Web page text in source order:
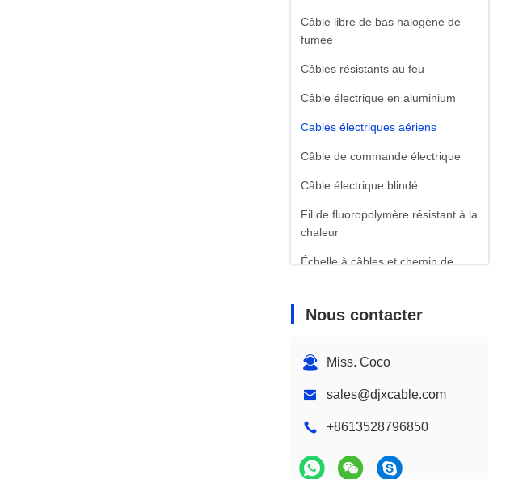
Câble libre de bas halogène de
fumée
Câbles résistants au feu
Câble électrique en aluminium
Cables électriques aériens
Câble de commande électrique
Câble électrique blindé
Fil de fluoropolymère résistant à la
chaleur
Échelle à câbles et chemin de
Nous contacter
Miss. Coco
sales@djxcable.com
+8613528796850